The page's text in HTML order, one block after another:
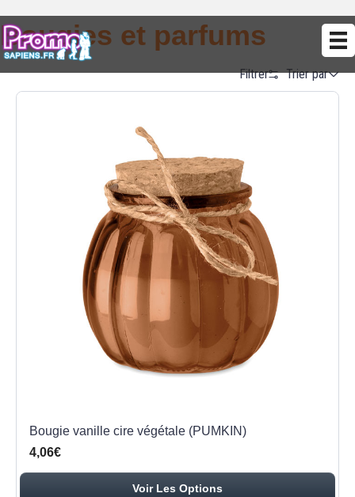
Bougies et parfums
Filtrer Trier par
Prix (Ascendant)
Prix (Descendant)
Date (Newest First)
Date (Oldest First)
Bougie vanille cire végétale (PUMKIN)
4,06€
Voir Les Options